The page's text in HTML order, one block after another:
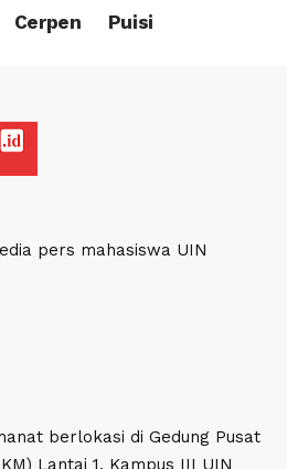
Cerpen Puisi
pers mahasiswa UIN
berlokasi di Gedung Pusat
Lantai 1, Kampus III UIN